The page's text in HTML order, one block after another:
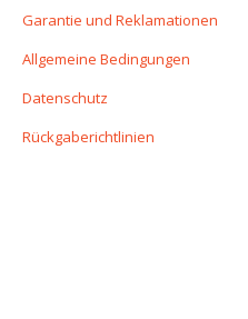
Garantie und Reklamationen
Allgemeine Bedingungen
Datenschutz
Rückgaberichtlinien